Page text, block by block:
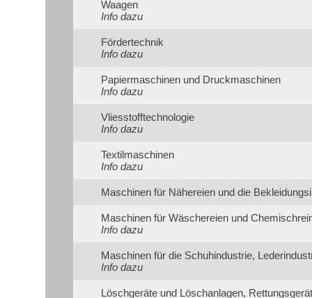
Waagen
Info dazu
Fördertechnik
Info dazu
Papiermaschinen und Druckmaschinen
Info dazu
Vliesstofftechnologie
Info dazu
Textilmaschinen
Info dazu
Maschinen für Nähereien und die
Maschinen für Wäschereien und
Info dazu
Maschinen für die Schuhindustrie,
Info dazu
Löschgeräte und Löschanlagen,